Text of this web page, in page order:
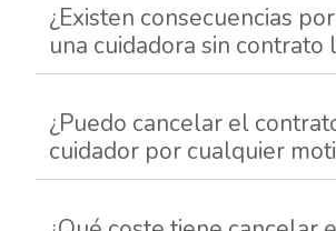
¿Existen consecuencias
una cuidadora sin contrato
¿Puedo cancelar el
cuidador por cualquier